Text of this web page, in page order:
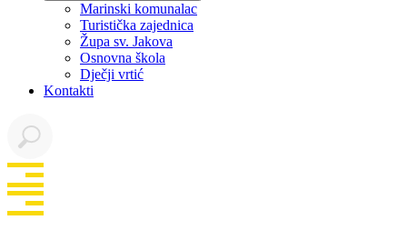
Marinski komunalac
Turistička zajednica
Župa sv. Jakova
Osnovna škola
Dječji vrtić
Kontakti